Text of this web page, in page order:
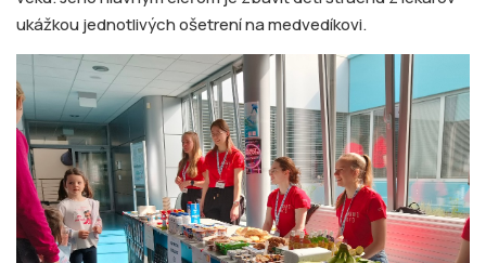
ukážkou jednotlivých ošetrení na medvedíkovi.